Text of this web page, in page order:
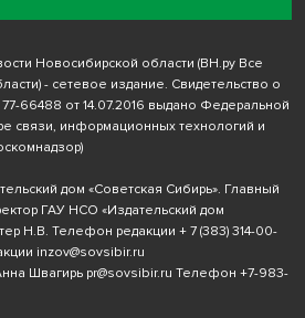
Новосибирской области (ВН.ру Все
- сетевое издание. Свидетельство о
66488 от 14.07.2016 выдано Федеральной
связи, информационных технологий и
дом «Советская Сибирь». Главный
ГАУ НСО «Издательский дом
Н.В. Телефон редакции + 7 (383) 314-00-
inzov@sovsibir.ru
Швагирь pr@sovsibir.ru Телефон +7-983-